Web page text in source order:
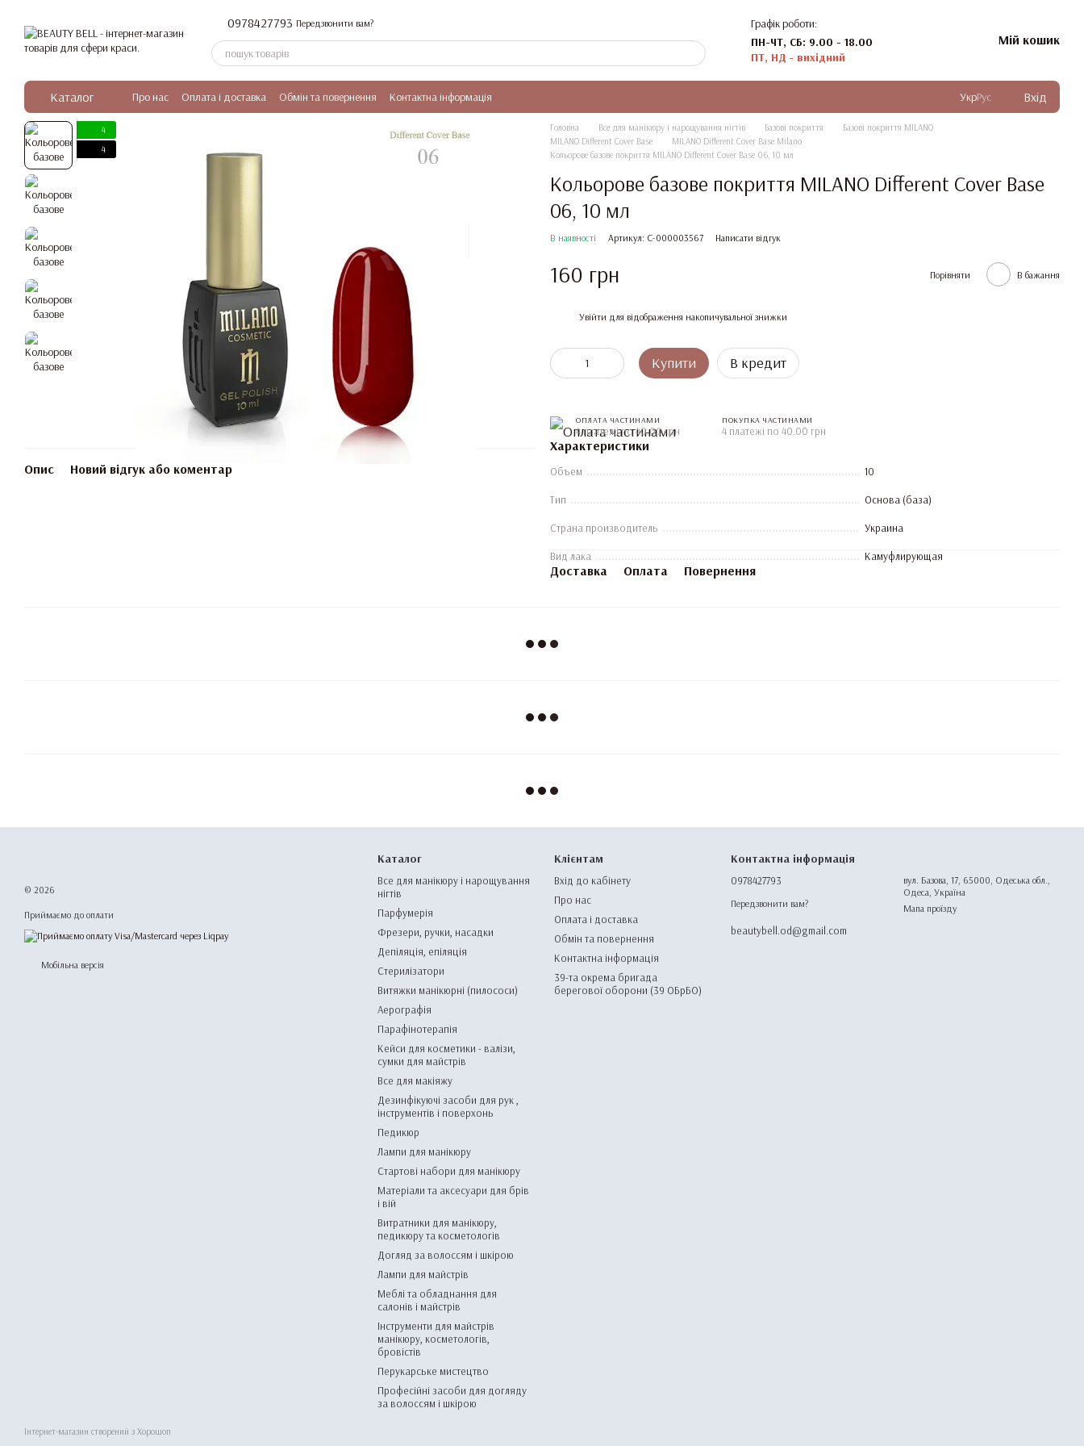
0978427793 Передзвонити вам?
Графік роботи:
ПН-ЧТ, СБ: 9.00 - 18.00
ПТ, НД - вихідний
Мій кошик
Каталог Про нас Оплата і доставка Обмін та повернення Контактна інформація УкрРус Вхід
4
4
Опис Новий відгук або коментар
Головна Все для манікюру і нарощування нігтів Базові покриття
Базові покриття MILANO
MILANO Different Cover Base
MILANO Different Cover Base Milano
Кольорове базове покриття MILANO Different Cover Base 06, 10 мл
Кольорове базове покриття MILANO Different Cover Base
06, 10 мл
В наявності Артикул: C-000003567 Написати відгук
160 грн Порівняти В бажання
Увійти для відображення накопичувальної знижки
Купити В кредит
ОПЛАТА ЧАСТИНАМИ
4 платежі по 40.00 грн
ПОКУПКА ЧАСТИНАМИ
4 платежі по 40.00 грн
Характеристики
Объем 10
Тип Основа (база)
Страна производитель Украина
Вид лака Камуфлирующая
Доставка Оплата Повернення
© 2026
Приймаємо до оплати
Мобільна версія
Інтернет-магазин створений з Хорошоп
Каталог
Все для манікюру і нарощування
нігтів
Парфумерія
Фрезери, ручки, насадки
Депіляція, епіляція
Стерилізатори
Витяжки манікюрні (пилососи)
Аерографія
Парафінотерапія
Кейси для косметики - валізи,
сумки для майстрів
Все для макіяжу
Дезинфікуючі засоби для рук ,
інструментів і поверхонь
Педикюр
Лампи для манікюру
Стартові набори для манікюру
Матеріали та аксесуари для брів
і вій
Витратники для манікюру,
педикюру та косметологів
Догляд за волоссям і шкірою
Лампи для майстрів
Меблі та обладнання для
салонів і майстрів
Інструменти для майстрів
манікюру, косметологів,
бровістів
Перукарське мистецтво
Професійні засоби для догляду
за волоссям і шкірою
Клієнтам
Вхід до кабінету
Про нас
Оплата і доставка
Обмін та повернення
Контактна інформація
39-та окрема бригада
берегової оборони (39 ОБрБО)
Контактна інформація
0978427793
Передзвонити вам?
beautybell.od@gmail.com
вул. Базова, 17, 65000, Одеська обл.,
Одеса, Україна
Мапа проїзду